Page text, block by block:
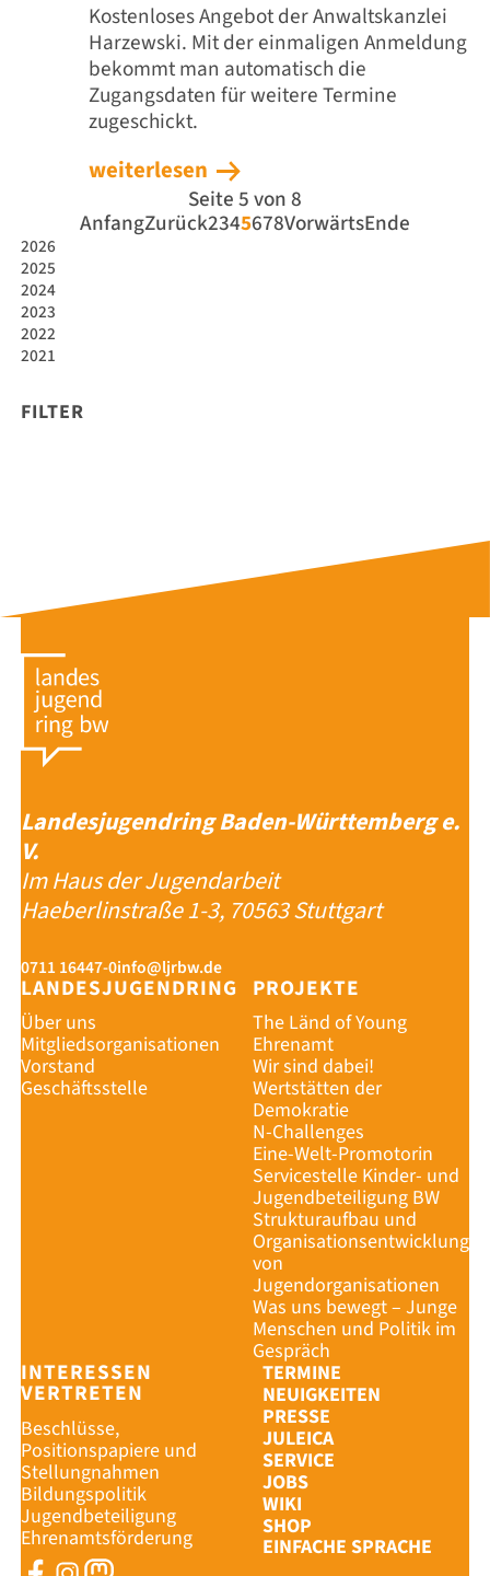
FILTER
2026
2025
2024
2023
2022
2021
Kostenloses Angebot der Anwaltskanzlei
Harzewski. Mit der einmaligen Anmeldung
bekommt man automatisch die
Zugangsdaten für weitere Termine
zugeschickt.
weiterlesen
Seite 5 von 8
AnfangZurück2345678VorwärtsEnde
Landesjugendring Baden-Württemberg e.
V.
Im Haus der Jugendarbeit
Haeberlinstraße 1-3, 70563 Stuttgart
0711 16447-0info@ljrbw.de
LANDESJUGENDRING
Über uns
Mitgliedsorganisationen
Vorstand
Geschäftsstelle
PROJEKTE
The Länd of Young
Ehrenamt
Wir sind dabei!
Wertstätten der
Demokratie
N-Challenges
Eine-Welt-Promotorin
Servicestelle Kinder- und
Jugendbeteiligung BW
Strukturaufbau und
Organisationsentwicklung
von
Jugendorganisationen
Was uns bewegt – Junge
Menschen und Politik im
Gespräch
INTERESSEN
VERTRETEN
Beschlüsse,
Positionspapiere und
Stellungnahmen
Bildungspolitik
Jugendbeteiligung
Ehrenamtsförderung
TERMINE
NEUIGKEITEN
PRESSE
JULEICA
SERVICE
JOBS
WIKI
SHOP
EINFACHE SPRACHE